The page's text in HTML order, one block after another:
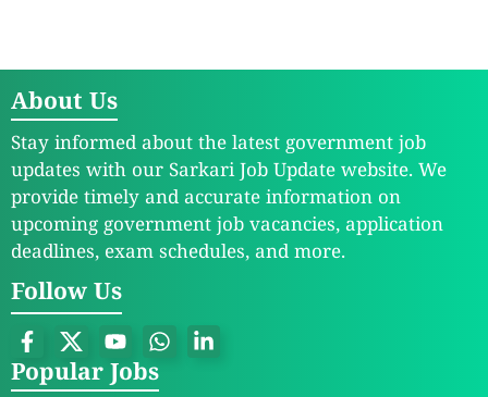
About Us
Stay informed about the latest government job
updates with our Sarkari Job Update website. We
provide timely and accurate information on
upcoming government job vacancies, application
deadlines, exam schedules, and more.
Follow Us
Popular Jobs